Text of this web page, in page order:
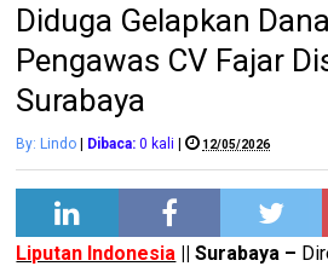
Diduga Gelapkan
Pengawas CV Fajar
Surabaya
By: Lindo | Dibaca: 0 kali | 12/05/2026
Liputan Indonesia || Surabaya –